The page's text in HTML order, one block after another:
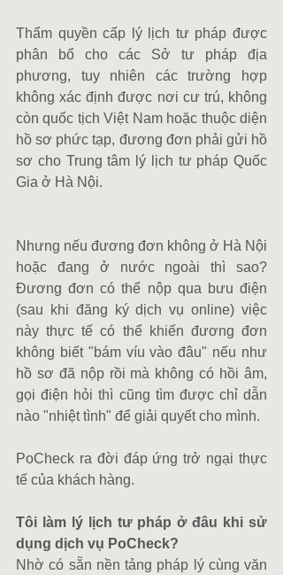
Thẩm quyền cấp lý lịch tư pháp được
phân bổ cho các Sở tư pháp địa
phương, tuy nhiên các trường hợp
không xác định được nơi cư trú, không
còn quốc tịch Việt Nam hoặc thuộc diện
hồ sơ phức tạp, đương đơn phải gửi hồ
sơ cho Trung tâm lý lịch tư pháp Quốc
Gia ở Hà Nội.
Nhưng nếu đương đơn không ở Hà Nội
hoặc đang ở nước ngoài thì sao?
Đương đơn có thể nộp qua bưu điện
(sau khi đăng ký dịch vụ online) việc
này thực tế có thể khiến đương đơn
không biết "bám víu vào đâu" nếu như
hồ sơ đã nộp rồi mà không có hồi âm,
gọi điện hỏi thì cũng tìm được chỉ dẫn
nào "nhiệt tình" để giải quyết cho mình.
PoCheck ra đời đáp ứng trở ngại thực
tế của khách hàng.
Tôi làm lý lịch tư pháp ở đâu khi sử
dụng dịch vụ PoCheck?
Nhờ có sẵn nền tảng pháp lý cùng văn